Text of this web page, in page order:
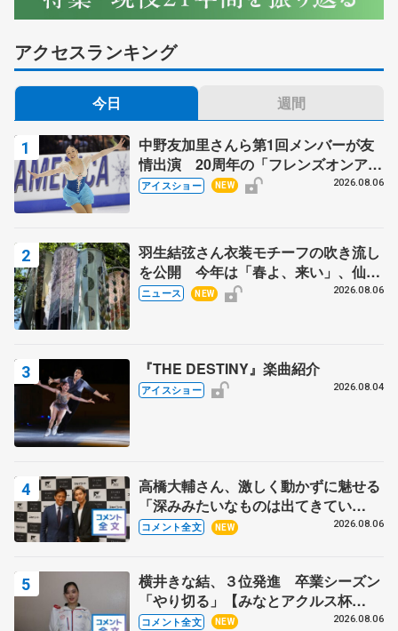
アクセスランキング
今日 週間
中野友加里さんら第1回メンバーが友
情出演 20周年の「フレンズオンアイ
ス」 宮本賢二さん、有川梨絵さん、
アイスショー NEW 2026.08.06
羽生結弦さん衣装モチーフの吹き流し
を公開 今年は「春よ、来い」、仙台
の瑞鳳殿
ニュース NEW 2026.08.06
『THE DESTINY』楽曲紹介
アイスショー 2026.08.04
高橋大輔さん、激しく動かずに魅せる
「深みみたいなものは出てきてい
る？」 〝兄さん〟と慕うレジェンド
コメント全文 NEW 2026.08.06
横井きな結、３位発進 卒業シーズン
「やり切る」【みなとアクルス杯
SP】
コメント全文 NEW 2026.08.06